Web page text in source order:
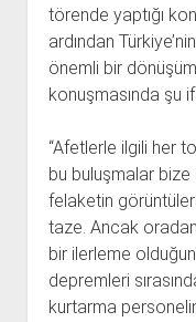
törende yaptığı
ardından
önemli bir dönüşüm
konuşmasında şu
“Afetlerle ilgili her
bu buluşmalar bize
felaketin
taze. Ancak
bir ilerleme
depremleri
kurtarma